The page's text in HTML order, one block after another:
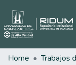
Home